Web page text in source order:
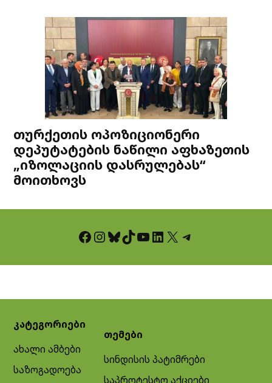
თურქეთის ოპოზიციონერი
დეპუტატების ნაწილი აფხაზეთის
„იზოლაციის დასრულებას“
მოითხოვს
Facebook InstagramBluesky TikTok YouTube LinkedIn X Telegram
კატეგორიები
ახალი ამბები
საზოგადოება
თემები
სინდისის პატიმრები
საპროტესტო აქციები